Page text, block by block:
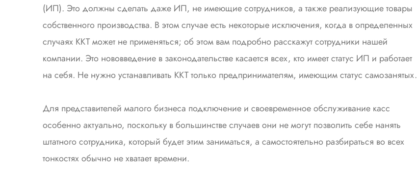
(ИП). Это должны сделать даже ИП, не имеющие сотрудников, а также реализующие товары
собственного производства. В этом случае есть некоторые исключения, когда в определенных
случаях ККТ может не применяться; об этом вам подробно расскажут сотрудники нашей
компании. Это нововведение в законодательстве касается всех, кто имеет статус ИП и работает
на себя. Не нужно устанавливать ККТ только предпринимателям, имеющим статус самозанятых.
Для представителей малого бизнеса подключение и своевременное обслуживание касс
особенно актуально, поскольку в большинстве случаев они не могут позволить себе нанять
штатного сотрудника, который будет этим заниматься, а самостоятельно разбираться во всех
тонкостях обычно не хватает времени.